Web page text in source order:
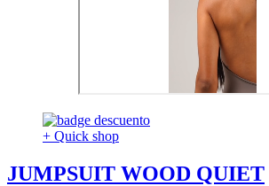
+ Quick shop
JUMPSUIT WOOD QUIET